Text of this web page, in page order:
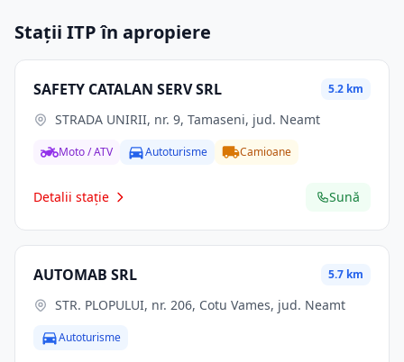
Stații ITP în apropiere
SAFETY CATALAN SERV SRL 5.2 km
STRADA UNIRII, nr. 9, Tamaseni, jud. Neamt
Moto / ATV Autoturisme Camioane
Detalii stație Sună
AUTOMAB SRL 5.7 km
STR. PLOPULUI, nr. 206, Cotu Vames, jud. Neamt
Autoturisme